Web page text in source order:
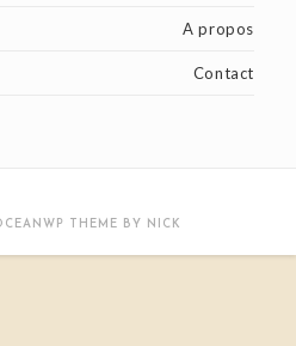
A propos
Contact
THEME BY NICK